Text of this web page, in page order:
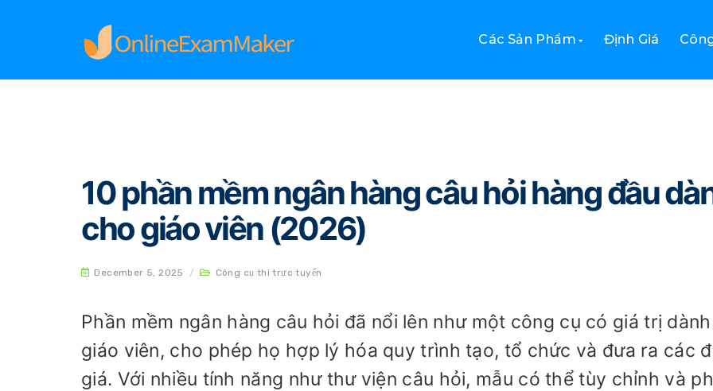
Các Sản Phẩm Định Giá
Home
10 phần mềm ngân hàng câu hỏi hàng đầu
cho giáo viên (2026)
December 5, 2025 / Công cụ thi trực tuyến
Phần mềm ngân hàng câu hỏi đã nổi lên như một công cụ có giá trị
giáo viên, cho phép họ hợp lý hóa quy trình tạo, tổ chức và đưa ra các
giá. Với nhiều tính năng như thư viện câu hỏi, mẫu có thể tùy chỉnh và